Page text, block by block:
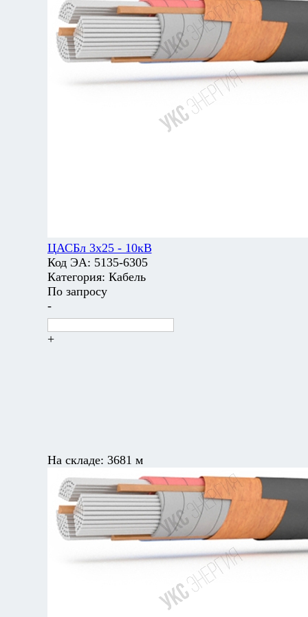
ЦАСБл 3х25 - 10кВ
Код ЭА: 5135-6305
Категория: Кабель
По запросу
-
+
На складе: 3681 м